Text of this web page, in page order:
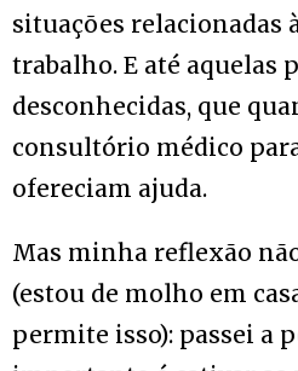
situações relacionadas
trabalho. E até aquelas
desconhecidas, que
consultório médico
ofereciam ajuda.
Mas minha reflexão
(estou de molho em
permite isso): passei a